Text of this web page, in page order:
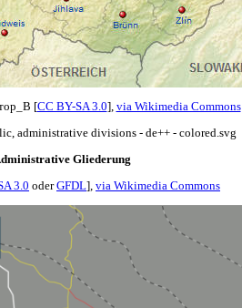
[CC BY-SA 3.0], via Wikimedia Commons
Gliederung
3.0 oderGFDL], via Wikimedia Commons